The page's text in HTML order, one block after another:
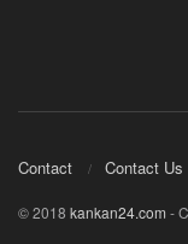
Contact Contact Us
© 2018 kankan24.com -